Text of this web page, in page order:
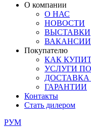
РАСПРОДАЖА
ВСЕ ДВЕРИ
РАЗДВИЖНЫЕ
ОГРАНИЧИТЕЛИ
ПЕТЛИ
РАЗДВИЖНАЯ
СТЕНОВЫЕ
О компании
О НАС
НОВОСТИ
ВЫСТАВКИ
ВАКАНСИИ
Покупателю
КАК
УСЛУГИ
ГАРАНТИИ
Контакты
Стать дилером
РУМ